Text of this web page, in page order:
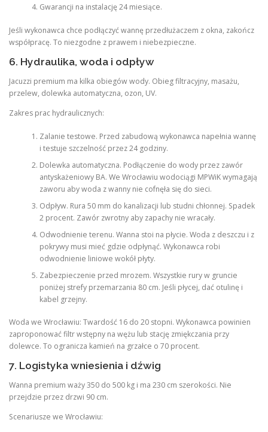
Gwarancji na instalację 24 miesiące.
Jeśli wykonawca chce podłączyć wannę przedłużaczem z okna, zakończ
współpracę. To niezgodne z prawem i niebezpieczne.
6. Hydraulika, woda i odpływ
Jacuzzi premium ma kilka obiegów wody. Obieg filtracyjny, masażu,
przelew, dolewka automatyczna, ozon, UV.
Zakres prac hydraulicznych:
Zalanie testowe. Przed zabudową wykonawca napełnia wannę
i testuje szczelność przez 24 godziny.
Dolewka automatyczna. Podłączenie do wody przez zawór
antyskażeniowy BA. We Wrocławiu wodociągi MPWiK wymagają
zaworu aby woda z wanny nie cofnęła się do sieci.
Odpływ. Rura 50 mm do kanalizacji lub studni chłonnej. Spadek
2 procent. Zawór zwrotny aby zapachy nie wracały.
Odwodnienie terenu. Wanna stoi na płycie. Woda z deszczu i z
pokrywy musi mieć gdzie odpłynąć. Wykonawca robi
odwodnienie liniowe wokół płyty.
Zabezpieczenie przed mrozem. Wszystkie rury w gruncie
poniżej strefy przemarzania 80 cm. Jeśli płycej, dać otulinę i
kabel grzejny.
Woda we Wrocławiu: Twardość 16 do 20 stopni. Wykonawca powinien
zaproponować filtr wstępny na wężu lub stację zmiękczania przy
dolewce. To ogranicza kamień na grzałce o 70 procent.
7. Logistyka wniesienia i dźwig
Wanna premium waży 350 do 500 kg i ma 230 cm szerokości. Nie
przejdzie przez drzwi 90 cm.
Scenariusze we Wrocławiu: